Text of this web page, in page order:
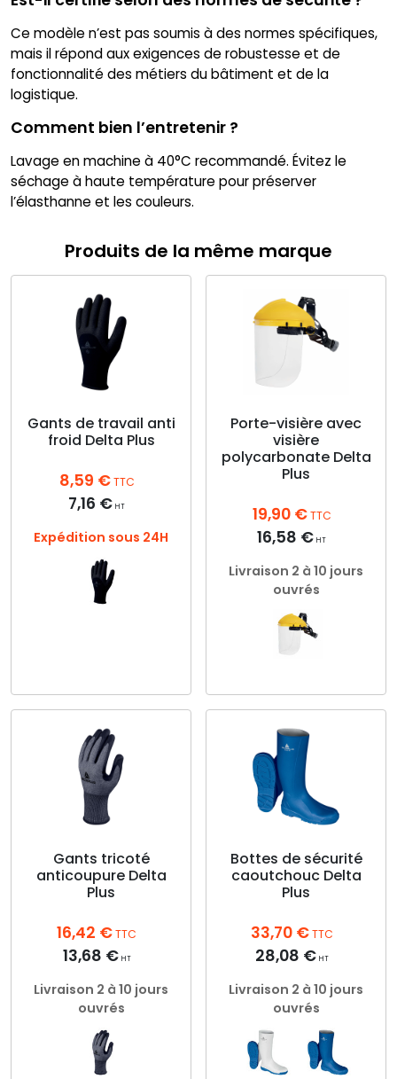
Ce modèle n’est pas soumis à des normes spécifiques,
mais il répond aux exigences de robustesse et de
fonctionnalité des métiers du bâtiment et de la
logistique.
Comment bien l’entretenir ?
Lavage en machine à 40°C recommandé. Évitez le
séchage à haute température pour préserver
l’élasthanne et les couleurs.
Produits de la même marque
​Gants de travail anti
froid​ Delta Plus
8,59 € TTC
7,16 € HT
Expédition sous 24H
plusieurs
variations.
Les
options
peuvent
être
choisies
sur
page
du
produit
Porte-visière avec
visière
polycarbonate Delta
Plus
19,90 € TTC
16,58 € HT
Livraison 2 à 10 jours
ouvrés
produit
a
plusieurs
variations.
Les
options
peuvent
choisies
sur
la
du
produit
Gants tricoté
anticoupure Delta
Plus
16,42 €TTC
13,68 € HT
Livraison 2 à 10 jours
ouvrés
Bottes de sécurité
caoutchouc Delta
Plus
33,70 € TTC
28,08 € HT
Livraison 2 à 10 jours
ouvrés